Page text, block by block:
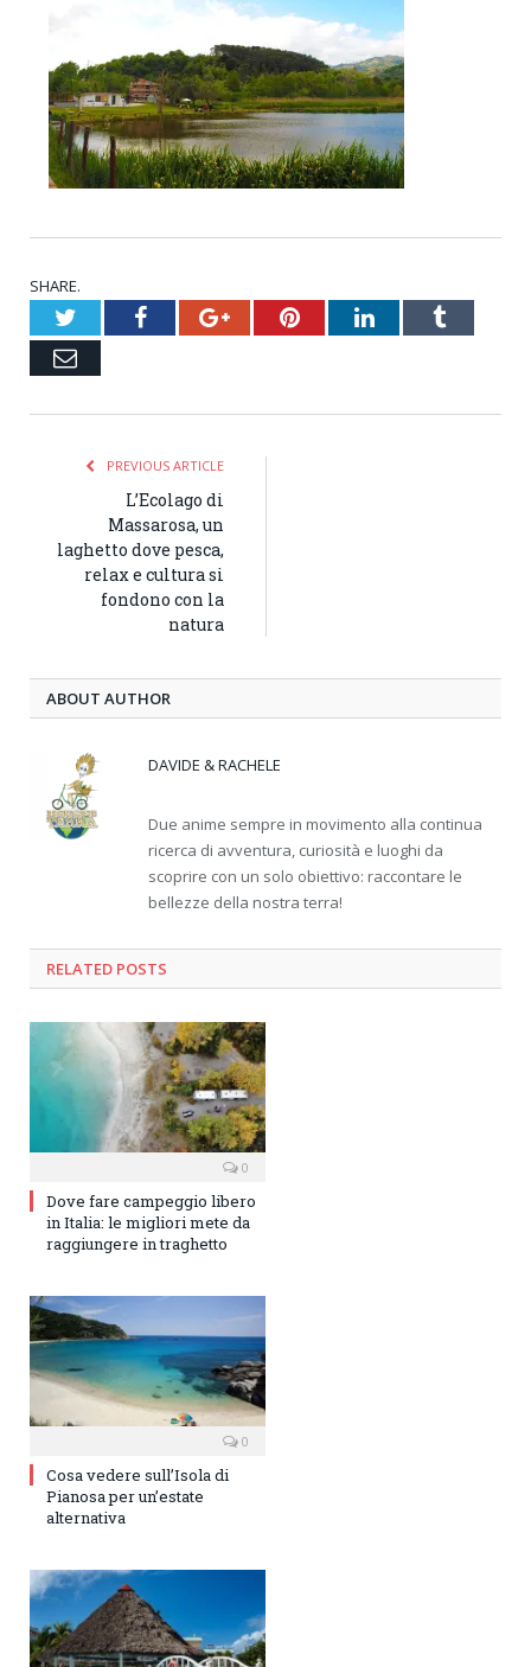
SHARE.
TwitterFacebookGoogle+PinterestLinkedInTumblr
Email
PREVIOUS ARTICLE
L’Ecolago di
Massarosa, un
laghetto dove pesca,
relax e cultura si
fondono con la
natura
ABOUT AUTHOR
DAVIDE & RACHELE
Due anime sempre in movimento alla continua
ricerca di avventura, curiosità e luoghi da
scoprire con un solo obiettivo: raccontare le
bellezze della nostra terra!
RELATED POSTS
0
Dove fare campeggio libero
in Italia: le migliori mete da
raggiungere in traghetto
0
Cosa vedere sull’Isola di
Pianosa per un’estate
alternativa